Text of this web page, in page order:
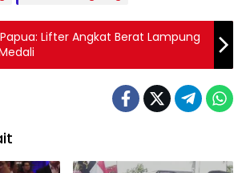
Papua: Lifter Angkat Berat Lampung